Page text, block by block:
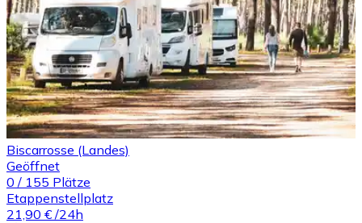
Biscarrosse (Landes)
Geöffnet
0 / 155 Plätze
Etappenstellplatz
21,90 € /24h